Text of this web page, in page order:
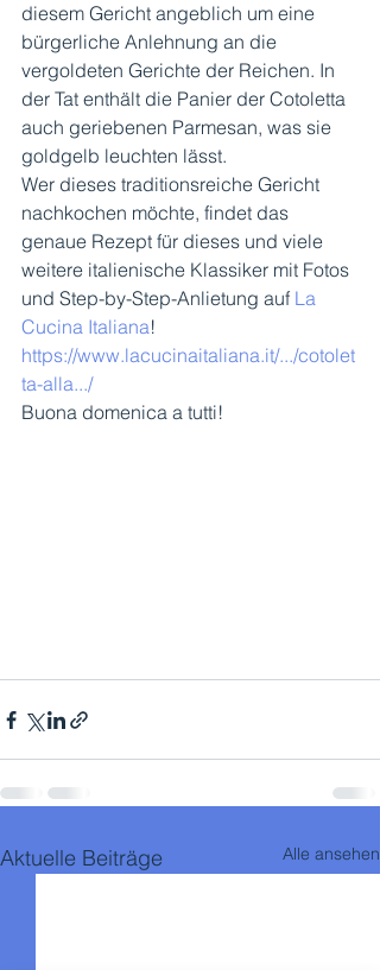
diesem Gericht angeblich um eine
bürgerliche Anlehnung an die
vergoldeten Gerichte der Reichen. In
der Tat enthält die Panier der Cotoletta
auch geriebenen Parmesan, was sie
goldgelb leuchten lässt.
Wer dieses traditionsreiche Gericht
nachkochen möchte, findet das
genaue Rezept für dieses und viele
weitere italienische Klassiker mit Fotos
und Step-by-Step-Anlietung auf La
Cucina Italiana!
https://www.lacucinaitaliana.it/.../cotolet
ta-alla.../
Buona domenica a tutti!
Aktuelle Beiträge Alle ansehen